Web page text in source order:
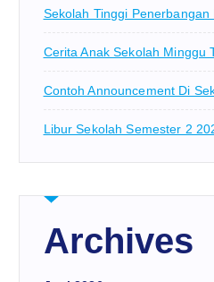
Sekolah Tinggi Penerbangan
Cerita Anak Sekolah Minggu
Contoh Announcement Di
Libur Sekolah Semester 2
Archives